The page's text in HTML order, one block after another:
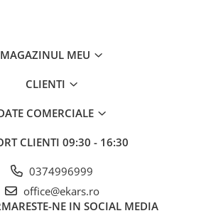
MAGAZINUL MEU
CLIENTI
COMERCIALE
CLIENTI 09:30 - 16:30
0374996999
office@ekars.ro
NE IN SOCIAL MEDIA